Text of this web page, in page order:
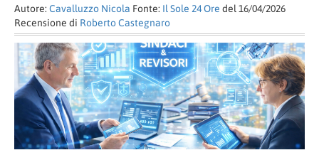
Autore: Cavalluzzo Nicola Fonte: Il Sole 24 Ore del 16/04/2026
Recensione di Roberto Castegnaro